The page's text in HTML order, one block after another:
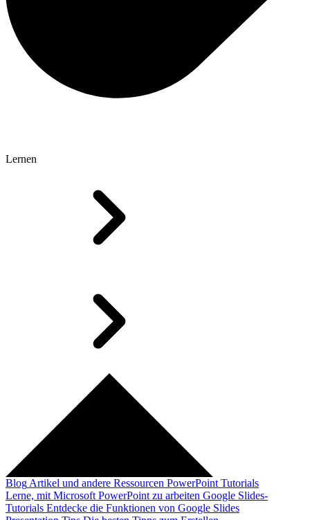
Lernen
Blog Artikel und andere Ressourcen PowerPoint Tutorials
Lerne, mit Microsoft PowerPoint zu arbeiten Google Slides-
Tutorials Entdecke die Funktionen von Google Slides